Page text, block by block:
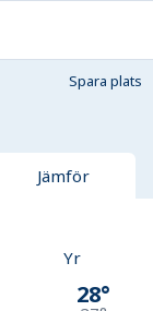
Spara plats
Jämför
Yr
28°